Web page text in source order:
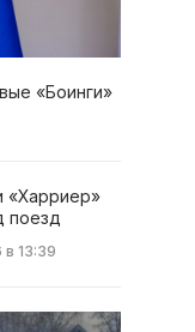
«Боинги»
«Харриер»
поезд
13:39